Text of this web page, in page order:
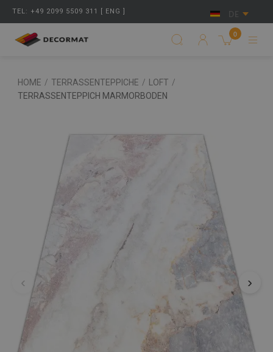
TEL: +49 2099 5509 311 [ ENG ] DE
0
HOME / TERRASSENTEPPICHE / LOFT /
TERRASSENTEPPICH MARMORBODEN
‹ ›